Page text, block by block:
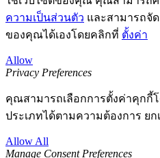
ความเป็นส่วนตัว และสามารถจั
ของคุณได้เองโดยคลิกที่ ตั้งค่า
Allow
Privacy Preferences
คุณสามารถเลือกการตั้งค่าคุกกี้
ประเภทได้ตามความต้องการ ยก
Allow All
Manage Consent Preferences